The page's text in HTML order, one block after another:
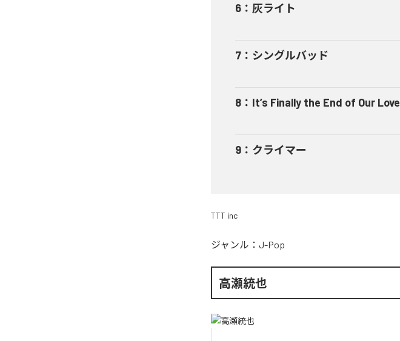
6 ： 灰ライト
7 ： シングルバッド
8 ： It’s Finally the End of Our Love
9 ： クライマー
TTT inc
ジャンル： J-Pop
高瀬統也